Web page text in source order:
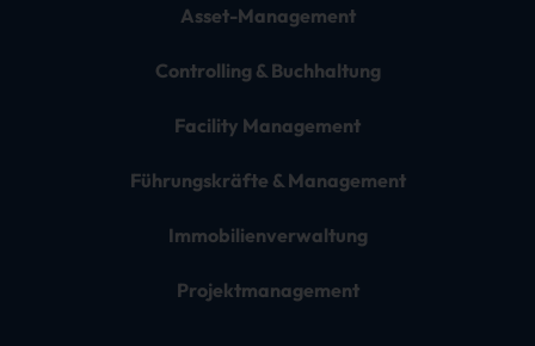
Asset-Management
Controlling & Buchhaltung
Facility Management
Führungskräfte & Management
Immobilienverwaltung
Projektmanagement